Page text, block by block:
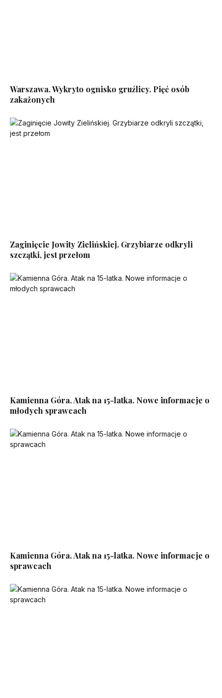
Warszawa. Wykryto ognisko gruźlicy. Pięć osób
zakażonych
Zaginięcie Jowity Zielińskiej. Grzybiarze odkryli
szczątki, jest przełom
Kamienna Góra. Atak na 15-latka. Nowe informacje o
młodych sprawcach
Kamienna Góra. Atak na 15-latka. Nowe informacje o
sprawcach